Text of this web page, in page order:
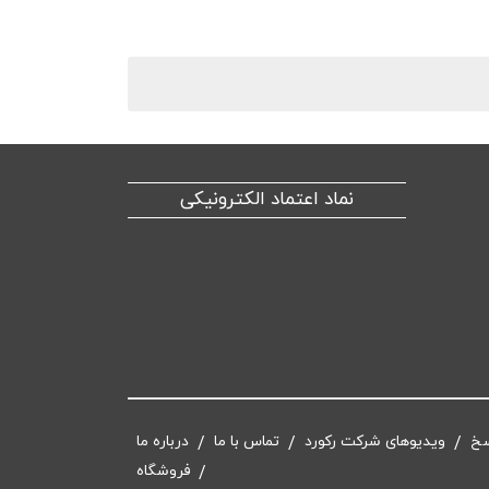
نماد اعتماد الکترونیکی
درباره ما تماس با ما ویدیوهای شرکت رکورد
فروشگاه